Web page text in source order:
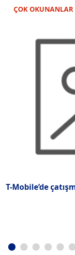
ÇOK OKUNANLAR
T-Mobile’de